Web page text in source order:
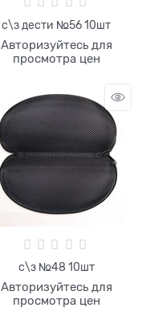
с\з дести №56 10шт
Авторизуйтесь для
просмотра цен
с\з №48 10шт
Авторизуйтесь для
просмотра цен